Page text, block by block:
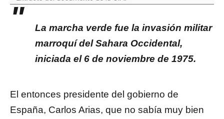
La marcha verde​ fue la invasión militar
marroquí del Sahara Occidental,
iniciada el 6 de noviembre de 1975.
El entonces presidente del gobierno de
España, Carlos Arias, que no sabía muy bien